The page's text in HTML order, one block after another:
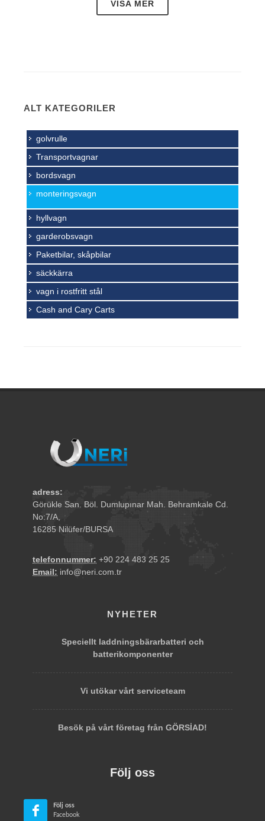
fästas i vinkel.
olika storlekar, former och varianter.
VISA MER
ALT KATEGORILER
golvrulle
Transportvagnar
bordsvagn
monteringsvagn
hyllvagn
garderobsvagn
Paketbilar, skåpbilar
säckkärra
vagn i rostfritt stål
Cash and Cary Carts
adress:
Görükle San. Böl. Dumlupınar Mah. Behramkale Cd.
No:7/A,
16285 Nilüfer/BURSA
telefonnummer: +90 224 483 25 25
Email: info@neri.com.tr
NYHETER
Speciellt laddningsbärarbatteri och
batterikomponenter
Vi utökar vårt serviceteam
Besök på vårt företag från GÖRSİAD!
Följ oss
Följ oss
Facebook